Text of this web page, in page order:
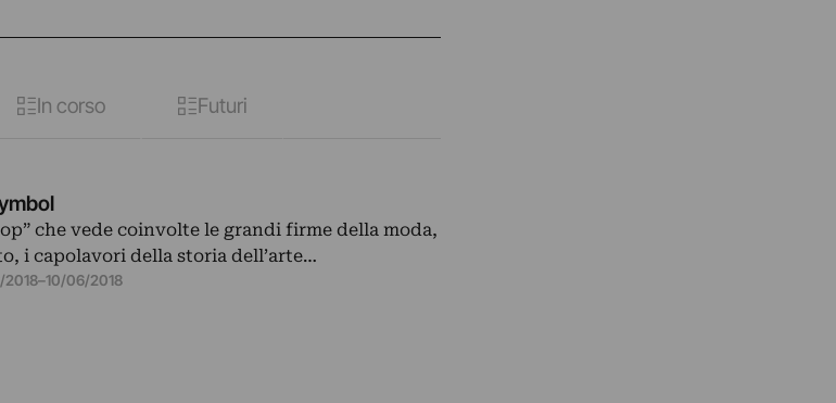
In corso Futuri
che vede coinvolte le grandi firme della moda,
i capolavori della storia dell’arte…
–10/06/2018